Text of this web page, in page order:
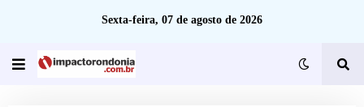
Sexta-feira, 07 de agosto de 2026